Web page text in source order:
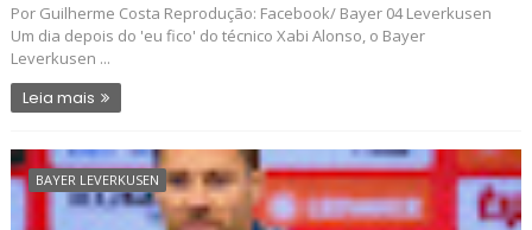
Por Guilherme Costa Reprodução: Facebook/ Bayer 04 Leverkusen
Um dia depois do 'eu fico' do técnico Xabi Alonso, o Bayer
Leverkusen ...
Leia mais
BAYER LEVERKUSEN